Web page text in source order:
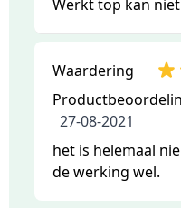
Werkt top kan
Waardering
27-08-2021
het is helemaal
de werking wel.